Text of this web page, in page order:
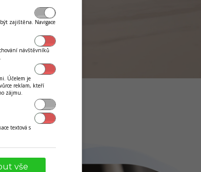
zajištěna. Navigace
návštěvníků
Účelem je
reklam, kteří
zájmu.
textová s
vše